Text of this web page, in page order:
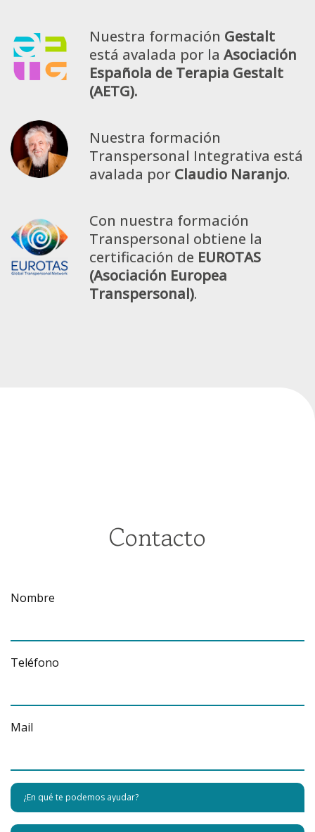
Nuestra formación Gestalt
está avalada por la Asociación
Española de Terapia Gestalt
(AETG).
Nuestra formación
Transpersonal Integrativa está
avalada por Claudio Naranjo.
Con nuestra formación
Transpersonal obtiene la
certificación de EUROTAS
(Asociación Europea
Transpersonal).
Contacto
Nombre
Teléfono
Mail